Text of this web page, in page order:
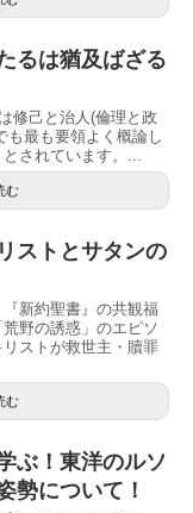
るは猶及ばざる
修己と治人(倫理と政
も最も要領よく概論し
されています。...
む
ストとサタンの
『新約聖書』の共観福
野の誘惑」のエピソ
ストが救世主・贖罪
む
ぶ！東洋のルソ
勢について！